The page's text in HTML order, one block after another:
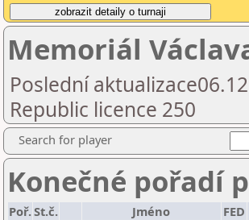
Memoriál
Poslední
Republic licence 250
Search for player
Konečné pořadí
Poř.St.č. Jméno FED